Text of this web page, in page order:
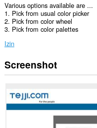
Various options available are ...
1. Pick from usual color picker
2. Pick from color wheel
3. Pick from color palettes
Izin
Ekstensi
ini
mengakses
data
Anda
di
Screenshot